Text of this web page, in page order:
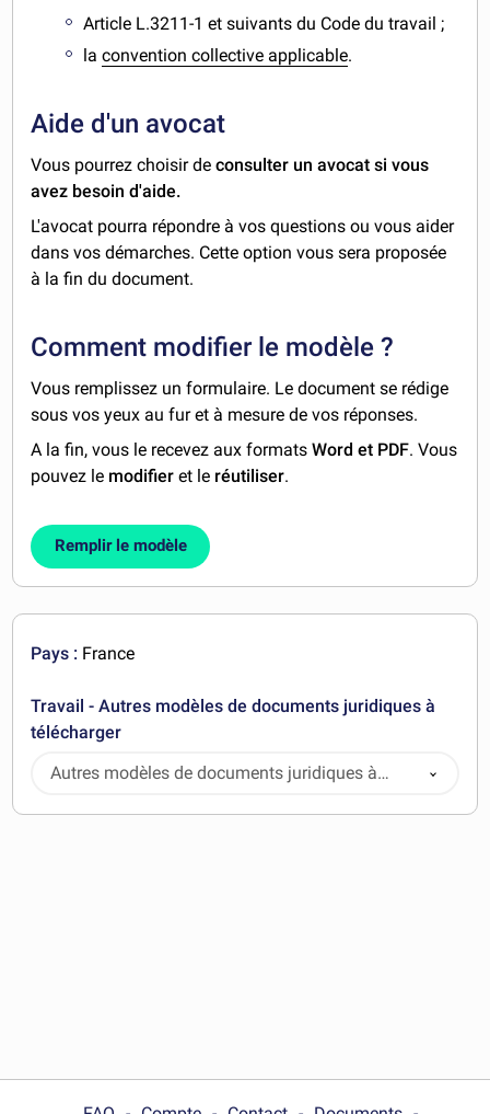
Article L.3211-1 et suivants du Code du travail ;
laconvention collective applicable.
Aide d'un avocat
Vous pourrez choisir deconsulter un avocat si vous
avez besoin d'aide.
L'avocat pourra répondre à vos questions ou vous aider
dans vos démarches. Cette option vous sera proposée
à la fin du document.
Comment modifier le modèle ?
Vous remplissez un formulaire. Le document se rédige
sous vos yeux au fur et à mesure de vos réponses.
A la fin, vous le recevez aux formatsWord et PDF. Vous
pouvez le modifier et le réutiliser.
Remplir le modèle
Pays : France
Travail - Autres modèles de documents juridiques à
télécharger
Autres modèles de documents juridiques à
télécharger